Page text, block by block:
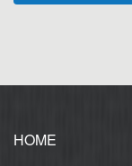
HOME